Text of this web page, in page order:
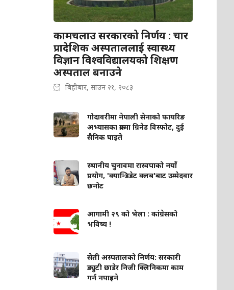
कामचलाउ सरकारको निर्णय : चार
प्रादेशिक अस्पताललाई स्वास्थ्य
विज्ञान विश्वविद्यालयको शिक्षण
अस्पताल बनाउने
बिहीबार, साउन २१, २०८३
गोदावरीमा नेपाली सेनाको फायरिङ
अभ्यासका क्रममा ग्रिनेड विस्फोट, दुई
सैनिक घाइते
स्थानीय चुनावमा रास्वपाको नयाँ
प्रयोग, 'क्यान्डिडेट क्लब'बाट उम्मेदवार
छनोट
आगामी २९ को भेला : कांग्रेसको
भविष्य !
सेती अस्पतालको निर्णय: सरकारी
ड्युटी छाडेर निजी क्लिनिकमा काम
गर्न नपाइने